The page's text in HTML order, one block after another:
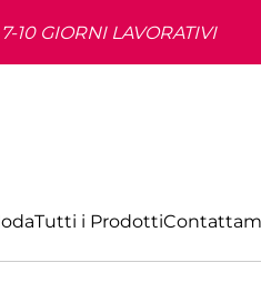
10 GIORNI LAVORATIVI
Tutti i Prodotti